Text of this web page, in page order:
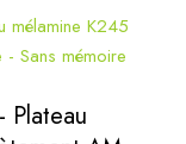
Plateau